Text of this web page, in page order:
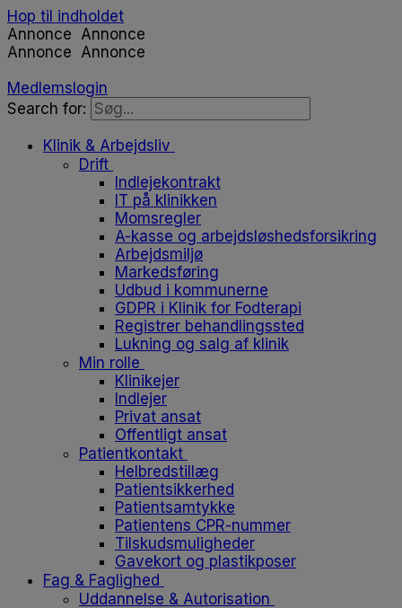
Hop til indholdet
Annonce Annonce
Annonce Annonce
Medlemslogin
Search for:
Klinik & Arbejdsliv
Drift
Indlejekontrakt
IT på klinikken
Momsregler
A-kasse og arbejdsløshedsforsikring
Arbejdsmiljø
Markedsføring
Udbud i kommunerne
GDPR i Klinik for Fodterapi
Registrer behandlingssted
Lukning og salg af klinik
Min rolle
Klinikejer
Indlejer
Privat ansat
Offentligt ansat
Patientkontakt
Helbredstillæg
Patientsikkerhed
Patientsamtykke
Patientens CPR-nummer
Tilskudsmuligheder
Gavekort og plastikposer
Fag & Faglighed
Uddannelse & Autorisation